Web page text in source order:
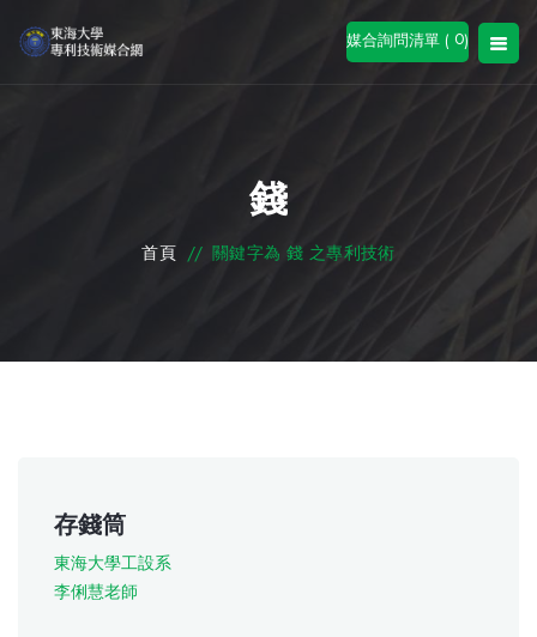
媒合詢問清單 ( 0)
錢
首頁 // 關鍵字為 錢 之專利技術
存錢筒
東海大學工設系
李俐慧老師